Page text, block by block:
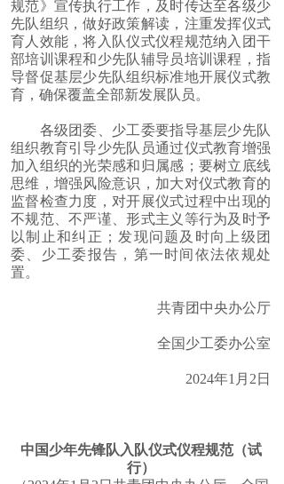
规范》宣传执行工作，及时传达至各级少
先队组织，做好政策解读，注重发挥仪式
育人效能，将入队仪式仪程规范纳入团干
部培训课程和少先队辅导员培训课程，指
导督促基层少先队组织标准地开展仪式教
育，确保覆盖全部新发展队员。
各级团委、少工委要指导基层少先队
组织教育引导少先队员通过仪式教育增强
加入组织的光荣感和归属感；要树立底线
思维，增强风险意识，加大对仪式教育的
监督检查力度，对开展仪式过程中出现的
不规范、不严谨、形式主义等行为及时予
以制止和纠正；发现问题及时向上级团
委、少工委报告，第一时间依法依规处
置。
共青团中央办公厅
全国少工委办公室
2024年1月2日
中国少年先锋队入队仪式仪程规范（试
行）